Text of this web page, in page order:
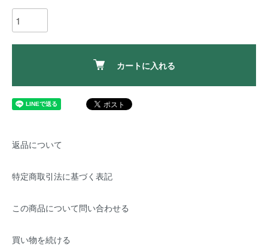
カートに入れる
返品について
特定商取引法に基づく表記
この商品について問い合わせる
買い物を続ける